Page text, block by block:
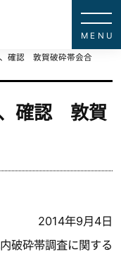
確認 敦賀破砕帯会合
確認 敦賀
2014年9月4日
破砕帯調査に関する